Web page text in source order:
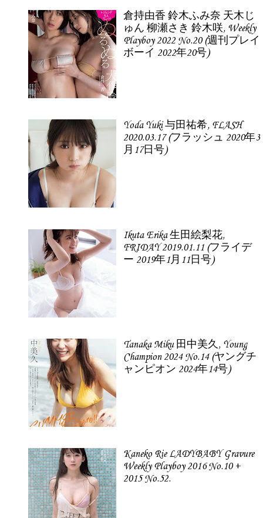
倉持由香 鈴木ふみ奈 天木じ
ゅん 柳瀬さき 鈴木咲, Weekly
Playboy 2022 No.20 (週刊プレイ
ボーイ 2022年20号)
Yoda Yuki 与田祐希, FLASH
2020.03.17 (フラッシュ 2020年3
月17日号)
Ikuta Erika 生田絵梨花,
FRIDAY 2019.01.11 (フライデ
ー 2019年1月11日号)
Tanaka Miku 田中美久, Young
Champion 2024 No.14 (ヤングチ
ャンピオン 2024年14号)
Kaneko Rie LADYBABY Gravure
Weekly Playboy 2016 No.10 +
2015 No.52.